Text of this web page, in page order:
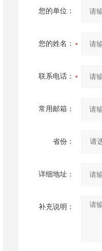
您的单位：
您的姓名：
联系电话：
常用邮箱：
省份：
详细地址：
补充说明：